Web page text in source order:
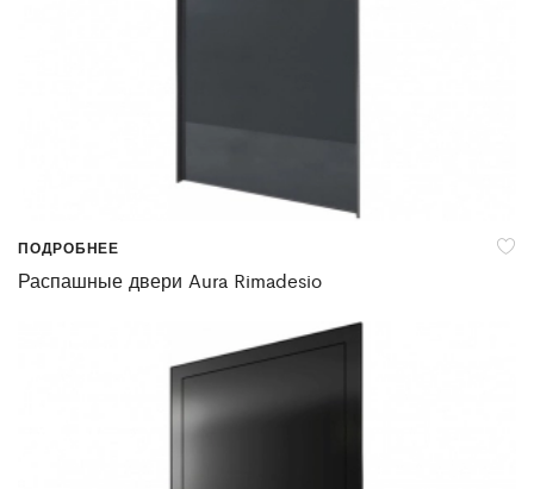
ПОДРОБНЕЕ
Распашные двери Aura Rimadesio